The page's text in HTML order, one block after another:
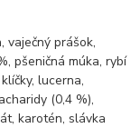
vaječný prášok,
pšeničná múka, rybí
lucerna,
(0,4 %),
karotén, slávka